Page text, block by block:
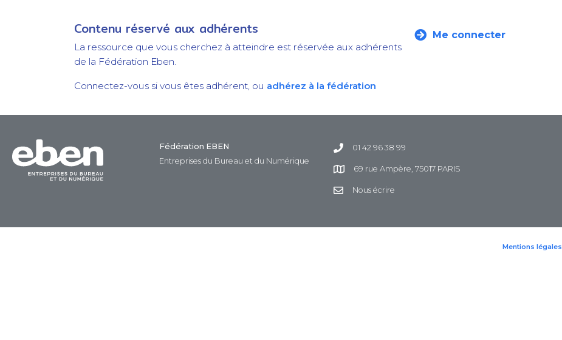
Contenu réservé aux adhérents
La ressource que vous cherchez à atteindre est réservée aux adhérents
de la Fédération Eben.
Connectez-vous si vous êtes adhérent, ou adhérez à la fédération
Me connecter
Fédération EBEN
Entreprises du Bureau et du Numérique
01 42 96 38 99
69 rue Ampère, 75017 PARIS
Nous écrire
Mentions légales